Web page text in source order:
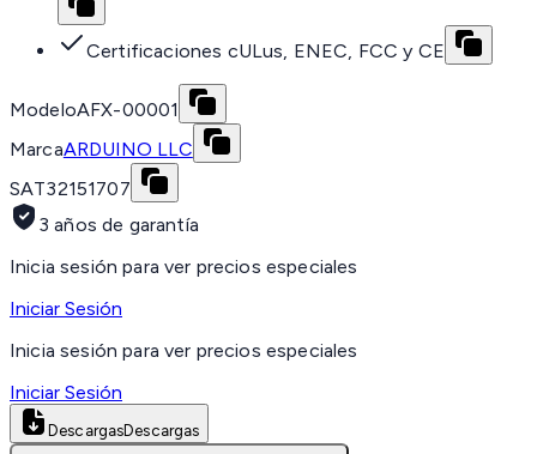
Certificaciones cULus, ENEC, FCC y CE
ModeloAFX-00001
MarcaARDUINO LLC
SAT32151707
3 años de garantía
Inicia sesión para ver precios especiales
Iniciar Sesión
Inicia sesión para ver precios especiales
Iniciar Sesión
DescargasDescargas